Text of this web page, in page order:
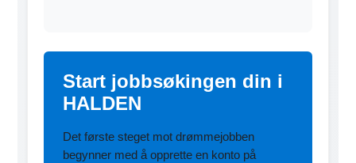
Start jobbsøkingen din i
HALDEN
Det første steget mot drømmejobben
begynner med å opprette en konto på